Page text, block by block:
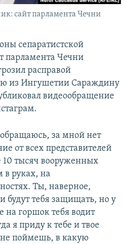
сайт парламента Чечни
сепаратистской
парламента Чечни
расправой
из Ингушетии Сараждину
видеообращение
за мной нет
от всех представителей
10 тысяч вооруженных
руках, на
Ты, наверное,
будут тебя защищать, но у
на горшок тебя водит
я приду к тебе и твое
поймешь, в какую